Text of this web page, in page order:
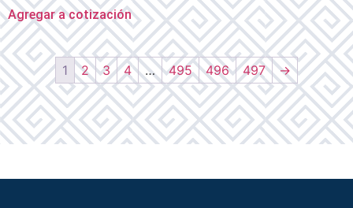
Agregar a cotización
1 2 3 4 … 495 496 497 →